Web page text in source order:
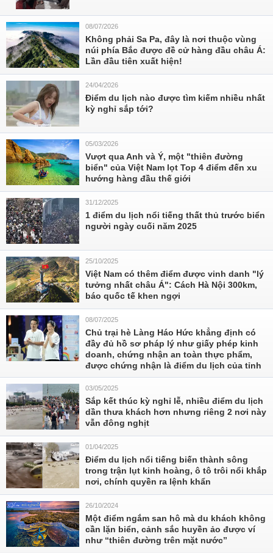
08/07/2026
Không phải Sa Pa, đây là nơi thuộc vùng
núi phía Bắc được đề cử hàng đầu châu Á:
Lần đầu tiên xuất hiện!
24/04/2026
Điểm du lịch nào được tìm kiếm nhiều nhất
kỳ nghỉ sắp tới?
05/03/2026
Vượt qua Anh và Ý, một "thiên đường
biển" của Việt Nam lọt Top 4 điểm đến xu
hướng hàng đầu thế giới
31/12/2025
1 điểm du lịch nổi tiếng thất thủ trước biển
người ngày cuối năm 2025
25/10/2025
Việt Nam có thêm điểm được vinh danh "lý
tưởng nhất châu Á": Cách Hà Nội 300km,
báo quốc tế khen ngợi
08/07/2025
Chủ trại hè Làng Háo Hức khẳng định có
đầy đủ hồ sơ pháp lý như giấy phép kinh
doanh, chứng nhận an toàn thực phẩm,
được chứng nhận là điểm du lịch của tỉnh
03/05/2025
Sắp kết thúc kỳ nghỉ lễ, nhiều điểm du lịch
dần thưa khách hơn nhưng riêng 2 nơi này
vẫn đông nghịt
01/04/2025
Điểm du lịch nổi tiếng biến thành sông
trong trận lụt kinh hoàng, ô tô trôi nổi khắp
nơi, chính quyền ra lệnh khẩn
26/10/2024
Một điểm ngắm san hô mà du khách không
cần lặn biển, cảnh sắc huyền ảo được ví
như ‘‘thiên đường trên mặt nước’’